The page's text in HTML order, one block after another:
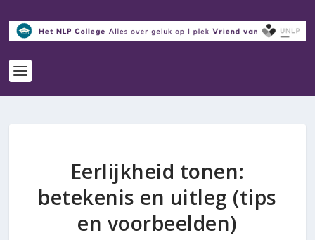
Eerlijkheid tonen:
betekenis en uitleg (tips
en voorbeelden)